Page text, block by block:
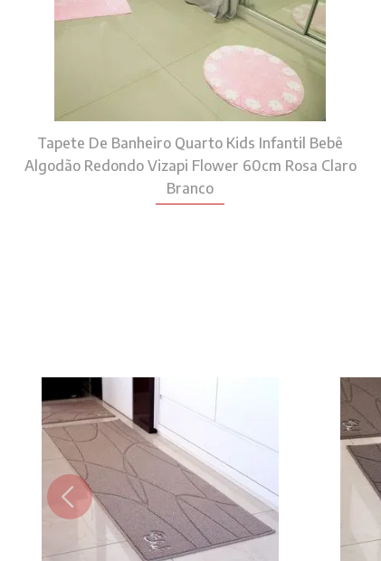
Tapete De Banheiro Quarto Kids Infantil Bebê
Algodão Redondo Vizapi Flower 60cm Rosa Claro
Branco